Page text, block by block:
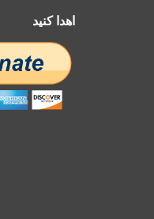
اهدا کنید